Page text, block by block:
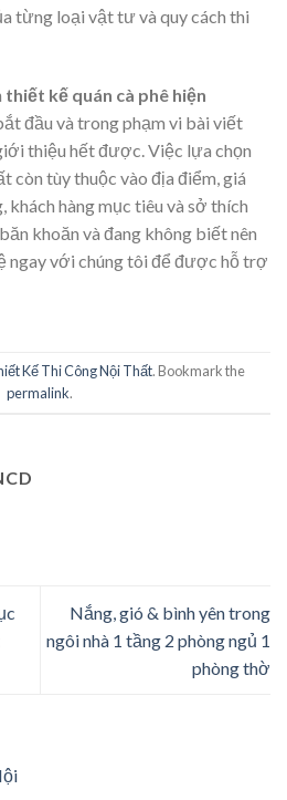
từng loại vật tư và quy cách thi
thiết kế quán cà phê hiện
đầu và trong phạm vi bài viết
thiệu hết được. Việc lựa chọn
còn tùy thuộc vào địa điểm, giá
khách hàng mục tiêu và sở thích
khoăn và đang không biết nên
ngay với chúng tôi để được hỗ trợ
Kế Thi Công Nội Thất. Bookmark the
permalink.
Nắng, gió & bình yên trong
ngôi nhà 1 tầng 2 phòng ngủ 1
phòng thờ